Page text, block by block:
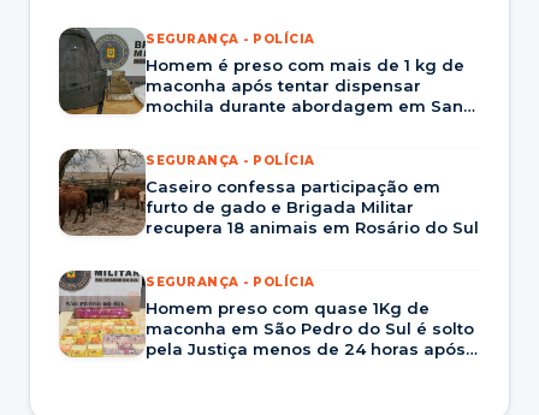
SEGURANÇA - POLÍCIA
Homem é preso com mais de 1 kg de
maconha após tentar dispensar
mochila durante abordagem em Santa
SEGURANÇA - POLÍCIA
Caseiro confessa participação em
furto de gado e Brigada Militar
recupera 18 animais em Rosário do Sul
SEGURANÇA - POLÍCIA
Homem preso com quase 1Kg de
maconha em São Pedro do Sul é solto
pela Justiça menos de 24 horas após